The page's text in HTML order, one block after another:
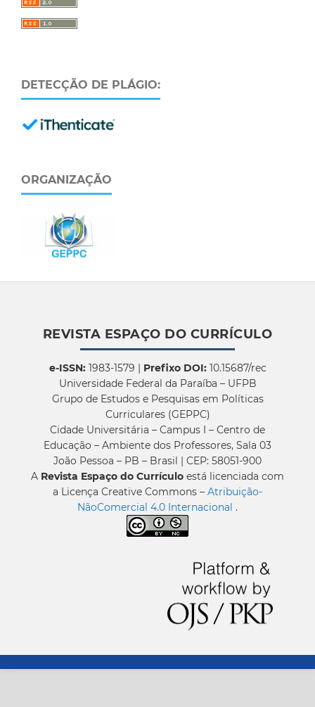
DETECÇÃO DE PLÁGIO:
ORGANIZAÇÃO
REVISTA ESPAÇO DO CURRÍCULO
e-ISSN:1983-1579 | Prefixo DOI:10.15687/rec
Universidade Federal da Paraíba – UFPB
Grupo de Estudos e Pesquisas em Políticas
Curriculares (GEPPC)
Cidade Universitária – Campus I – Centro de
Educação – Ambiente dos Professores, Sala 03
João Pessoa – PB – Brasil | CEP: 58051-900
A Revista Espaço do Currículo está licenciada com
a Licença Creative Commons – Atribuição-
NãoComercial 4.0 Internacional .